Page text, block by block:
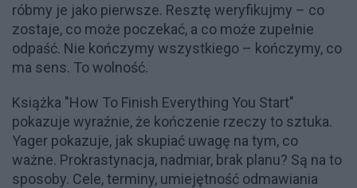
róbmy je jako pierwsze. Resztę weryfikujmy – co
zostaje, co może poczekać, a co może zupełnie
odpaść. Nie kończymy wszystkiego – kończymy, co
ma sens. To wolność.
Książka "How To Finish Everything You Start"
pokazuje wyraźnie, że kończenie rzeczy to sztuka.
Yager pokazuje, jak skupiać uwagę na tym, co
ważne. Prokrastynacja, nadmiar, brak planu? Są na to
sposoby. Cele, terminy, umiejętność odmawiania